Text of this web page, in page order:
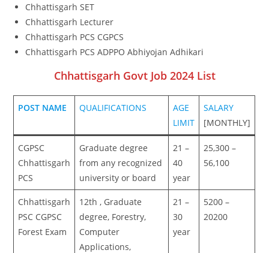
Chhattisgarh SET
Chhattisgarh Lecturer
Chhattisgarh PCS CGPCS
Chhattisgarh PCS ADPPO Abhiyojan Adhikari
Chhattisgarh Govt Job 2024 List
POST NAME QUALIFICATIONS
AGE
LIMIT
SALARY
[MONTHLY]
CGPSC
Chhattisgarh
PCS
Graduate degree
from any recognized
university or board
21 –
40
year
25,300 –
56,100
Chhattisgarh
PSC CGPSC
Forest Exam
12th , Graduate
degree, Forestry,
Computer
Applications,
21 –
30
year
5200 –
20200